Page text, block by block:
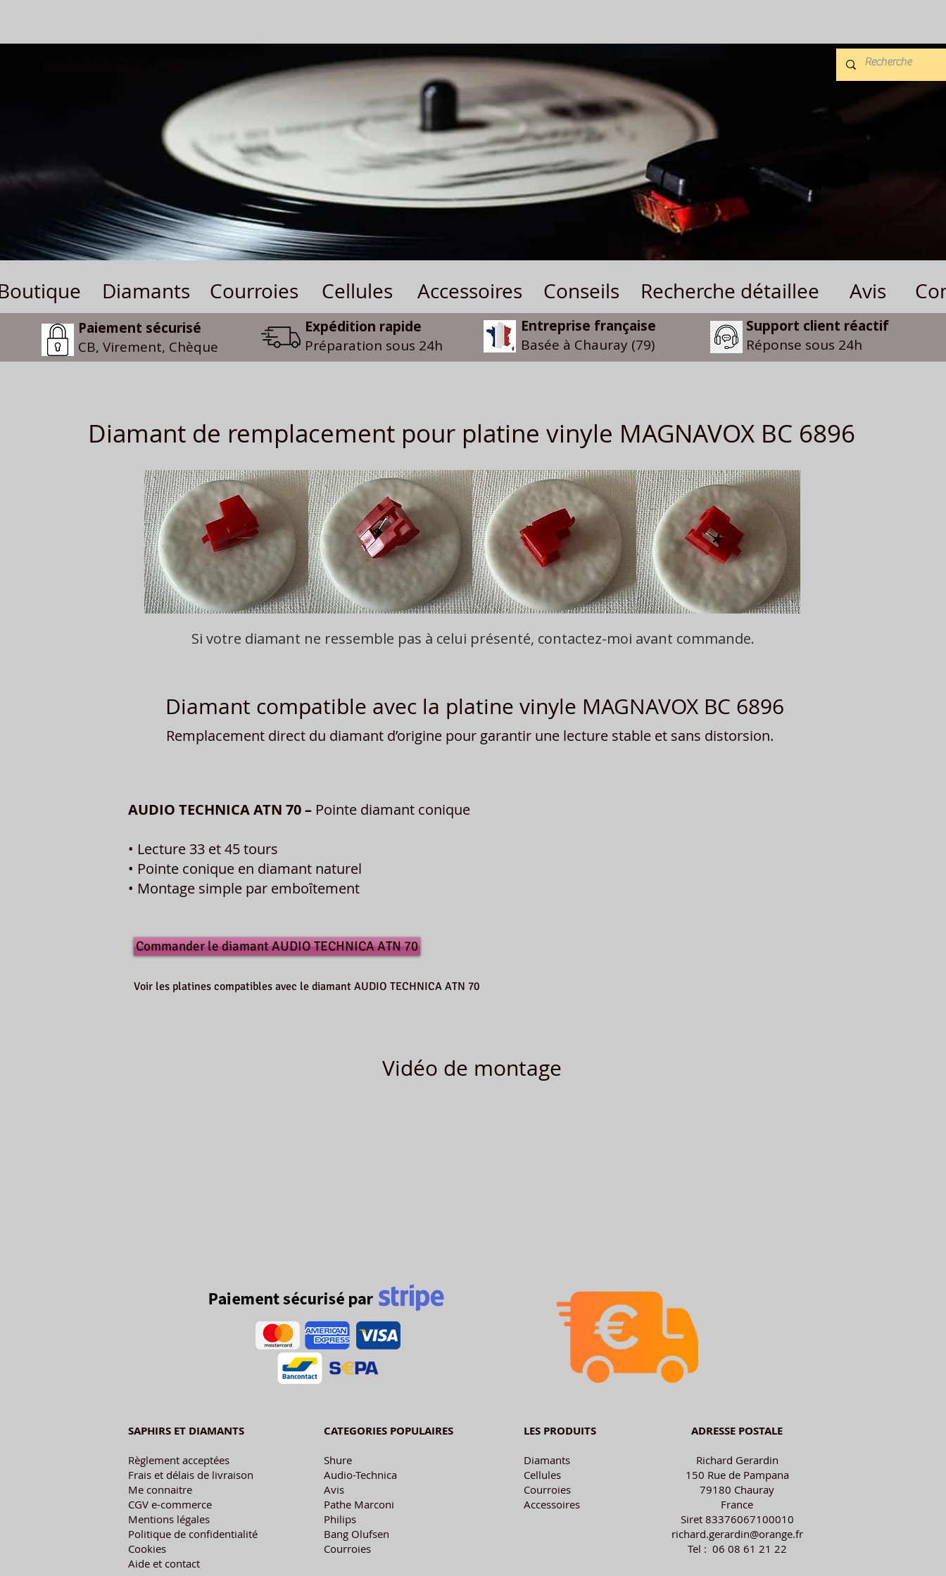
Diamants Courroies Cellules Accessoires Conseils Recherche détaillee Avis
Paiement sécurisé
CB, Virement, Chèque
Expédition rapide
Préparation sous 24h
Entreprise française
Basée à Chauray (79)
Support client réactif
Réponse sous 24h
Diamant de remplacement pour platine vinyle MAGNAVOX BC 6896
Si votre diamant ne ressemble pas à celui présenté, contactez-moi avant commande.
Diamant compatible avec la platine vinyle MAGNAVOX BC 6896
Remplacement direct du diamant d’origine pour garantir une lecture stable et sans distorsion.
AUDIO TECHNICA ATN 70 – Pointe diamant conique
• Lecture 33 et 45 tours
• Pointe conique en diamant naturel
• Montage simple par emboîtement
Commander le diamant AUDIO TECHNICA ATN 70
Voir les platines compatibles avec le diamant AUDIO TECHNICA ATN 70
Vidéo de montage
SAPHIRS ET DIAMANTS
Règlement acceptées
Frais et délais de livraison
Me connaitre
CGV e-commerce
Mentions légales
Politique de confidentialité
Cookies
Aide et contact
CATEGORIES POPULAIRES
Shure
Audio-Technica
Avis
Pathe Marconi
Philips
Bang Olufsen
Courroies
ADRESSE POSTALE
Richard Gerardin
150 Rue de Pampana
79180 Chauray
France
Siret 83376067100010
richard.gerardin@orange.fr
Tel : 06 08 61 21 22
LES PRODUITS
Diamants
Cellules
Courroies
Accessoires